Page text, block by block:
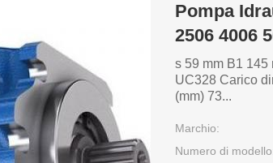
Pompa
2506 4006
s 59 mm B1 145
UC328 Carico
(mm) 73...
Marchio:
Numero di